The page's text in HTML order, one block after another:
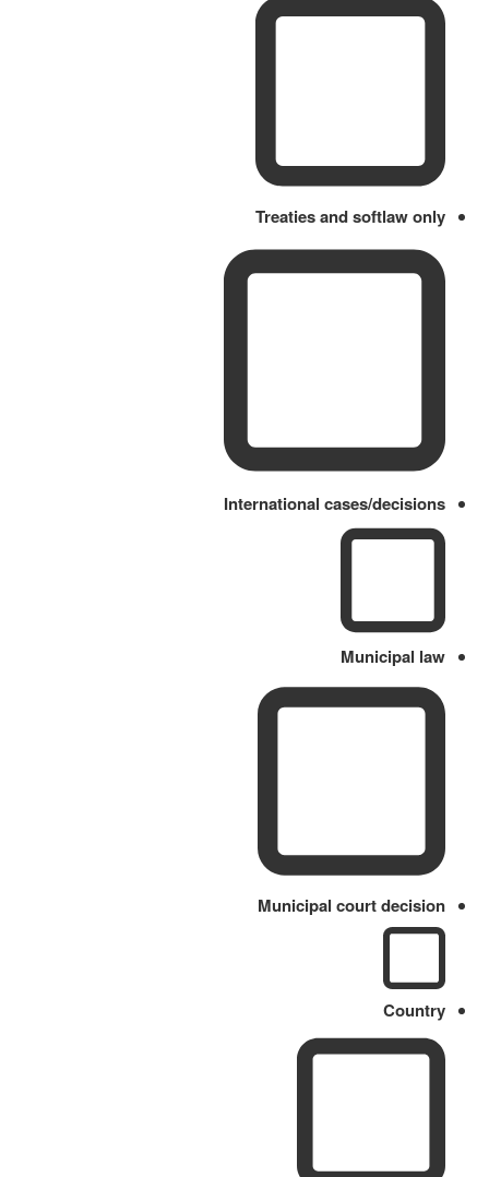
Treaties and softlaw only
International cases/decisions
Municipal law
Municipal court decision
Country